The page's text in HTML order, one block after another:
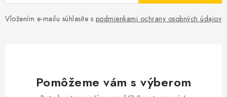
Vložením e-mailu súhlasíte s podmienkami ochrany osobných údajov
Pomôžeme vám s výberom